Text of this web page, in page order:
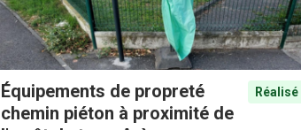
Équipements de propreté
chemin piéton à proximité de
Réalisé